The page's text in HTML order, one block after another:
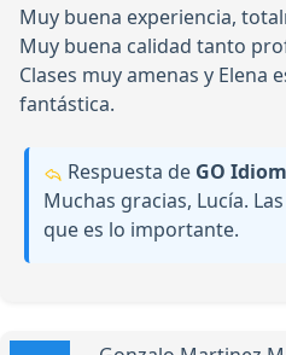
Muy buena experiencia,
Muy buena calidad tanto
Clases muy amenas y Elena
fantástica.
Respuesta de GO
Muchas gracias, Lucía.
que es lo importante.